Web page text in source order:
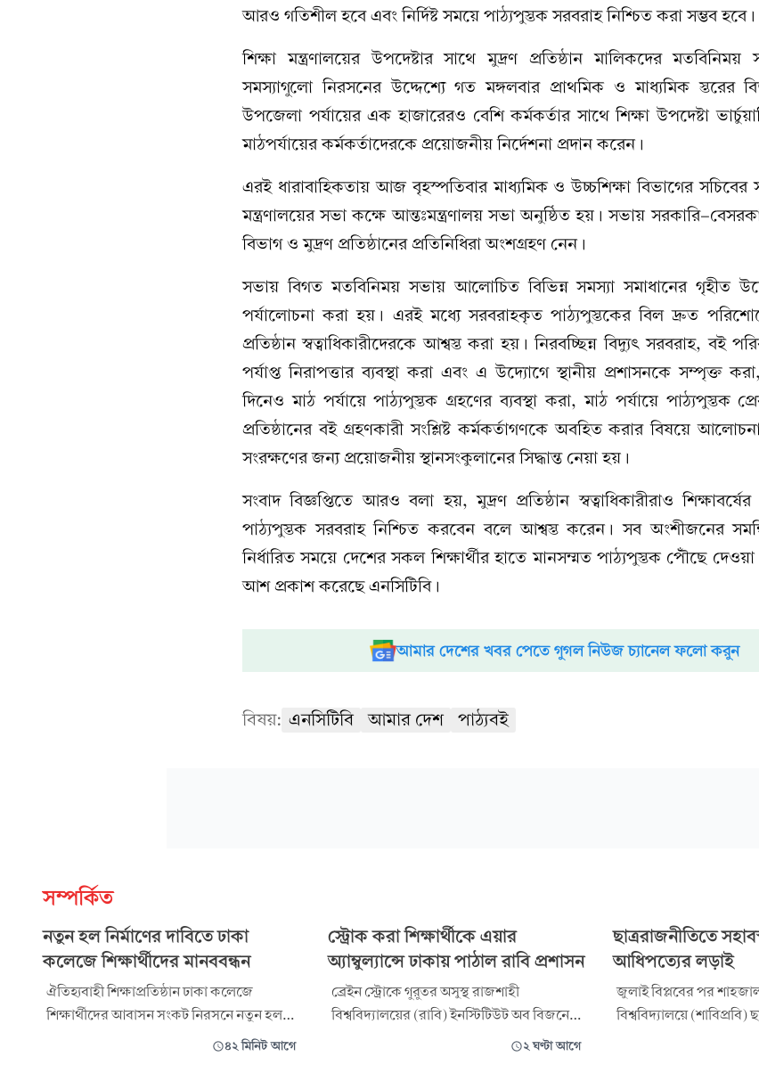
আরও গতিশীল হবে এবং নির্দিষ্ট সময়ে পাঠ্যপুস্তক সরবরাহ নিশ্চিত করা সম্ভব হবে।
শিক্ষা মন্ত্রণালয়ের উপদেষ্টার সাথে মুদ্রণ প্রতিষ্ঠান মালিকদের
সমস্যাগুলো নিরসনের উদ্দেশ্যে গত মঙ্গলবার প্রাথমিক ও মাধ্যমিক স্তরের
উপজেলা পর্যায়ের এক হাজারেরও বেশি কর্মকর্তার সাথে শিক্ষা উপদেষ্টা
মাঠপর্যায়ের কর্মকর্তাদেরকে প্রয়োজনীয় নির্দেশনা প্রদান করেন।
এরই ধারাবাহিকতায় আজ বৃহস্পতিবার মাধ্যমিক ও উচ্চশিক্ষা বিভাগের সচিবের
মন্ত্রণালয়ের সভা কক্ষে আন্তঃমন্ত্রণালয় সভা অনুষ্ঠিত হয়। সভায় সরকারি-
বিভাগ ও মুদ্রণ প্রতিষ্ঠানের প্রতিনিধিরা অংশগ্রহণ নেন।
সভায় বিগত মতবিনিময় সভায় আলোচিত বিভিন্ন সমস্যা সমাধানের গৃহীত
পর্যালোচনা করা হয়। এরই মধ্যে সরবরাহকৃত পাঠ্যপুস্তকের বিল দ্রুত
প্রতিষ্ঠান স্বত্বাধিকারীদেরকে আশ্বস্ত করা হয়। নিরবচ্ছিন্ন বিদ্যুৎ সরবরাহ, বই
পর্যাপ্ত নিরাপত্তার ব্যবস্থা করা এবং এ উদ্যোগে স্থানীয় প্রশাসনকে সম্পৃক্ত
দিনেও মাঠ পর্যায়ে পাঠ্যপুস্তক গ্রহণের ব্যবস্থা করা, মাঠ পর্যায়ে পাঠ্যপুস্তক
প্রতিষ্ঠানের বই গ্রহণকারী সংশ্লিষ্ট কর্মকর্তাগণকে অবহিত করার বিষয়ে
সংরক্ষণের জন্য প্রয়োজনীয় স্থানসংকুলানের সিদ্ধান্ত নেয়া হয়।
সংবাদ বিজ্ঞপ্তিতে আরও বলা হয়, মুদ্রণ প্রতিষ্ঠান স্বত্বাধিকারীরাও
পাঠ্যপুস্তক সরবরাহ নিশ্চিত করবেন বলে আশ্বস্ত করেন। সব অংশীজনের
নির্ধারিত সময়ে দেশের সকল শিক্ষার্থীর হাতে মানসম্মত পাঠ্যপুস্তক পৌঁছে
আশ প্রকাশ করেছে এনসিটিবি।
আমার দেশের খবর পেতে গুগল নিউজ চ্যানেল ফলো করুন
বিষয়: এনসিটিবি আমার দেশ পাঠ্যবই
সম্পর্কিত
নতুন হল নির্মাণের দাবিতে ঢাকা
কলেজে শিক্ষার্থীদের মানববন্ধন
ঐতিহ্যবাহী শিক্ষাপ্রতিষ্ঠান ঢাকা কলেজে
শিক্ষার্থীদের আবাসন সংকট নিরসনে নতুন হল
নির্মাণের দাবিতে মানববন্ধন কর্মসূচি পালন
৪২ মিনিট আগে
স্ট্রোক করা শিক্ষার্থীকে এয়ার
অ্যাম্বুল্যান্সে ঢাকায় পাঠাল রাবি প্রশাসন
ব্রেইন স্ট্রোকে গুরুতর অসুস্থ রাজশাহী
বিশ্ববিদ্যালয়ের (রাবি) ইনস্টিটিউট অব বিজনেস
অ্যাডমিনিস্ট্রেশনের (আইবিএ) প্রথম বর্ষের২ ঘণ্টা আগে
ছাত্ররাজনীতিতে
আধিপত্যের লড়াই
জুলাই বিপ্লবের পর
বিশ্ববিদ্যালয়ে (শাবিপ্রবি)
দৃশ্যপট তৈরি হয়।